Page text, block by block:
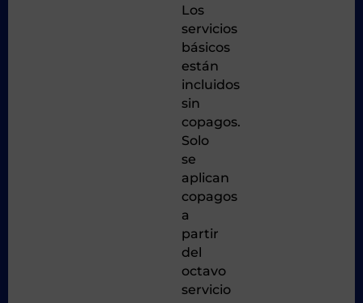
Los
servicios
básicos
están
incluidos
sin
copagos.
Solo
se
aplican
copagos
a
partir
del
octavo
servicio